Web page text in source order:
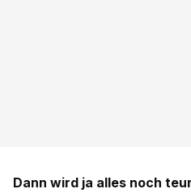
Dann wird ja alles noch